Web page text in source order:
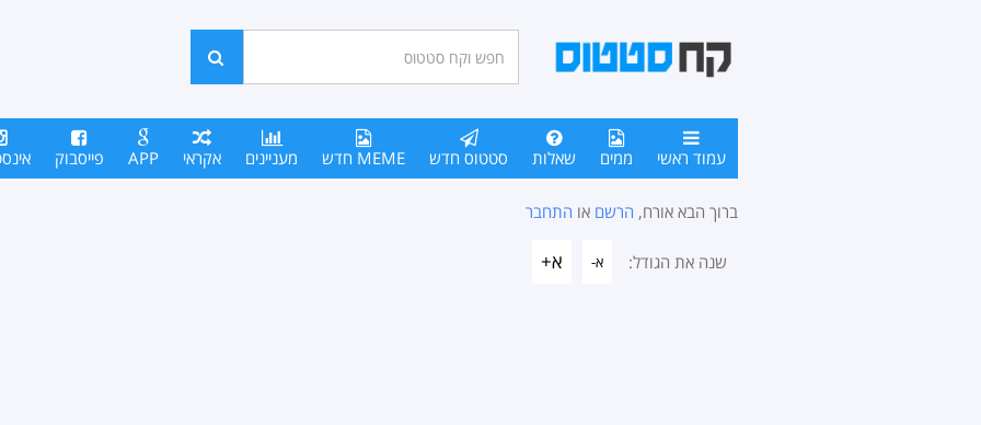
סטטוסים
חפש
עמוד ראשי ממים שאלות סטטוס חדש MEME חדש מעניינים אקראי APP פייסבוק
ברוך הבא אורח, הרשם או התחבר
שנה את הגודל: א- א+